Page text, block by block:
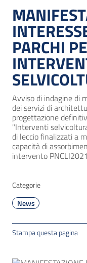
PARCHI
Avviso di indagine di
dei servizi di
progettazione
"Interventi
di leccio finalizzati a
capacità di
intervento
Categorie
News
Stampa questa pagina